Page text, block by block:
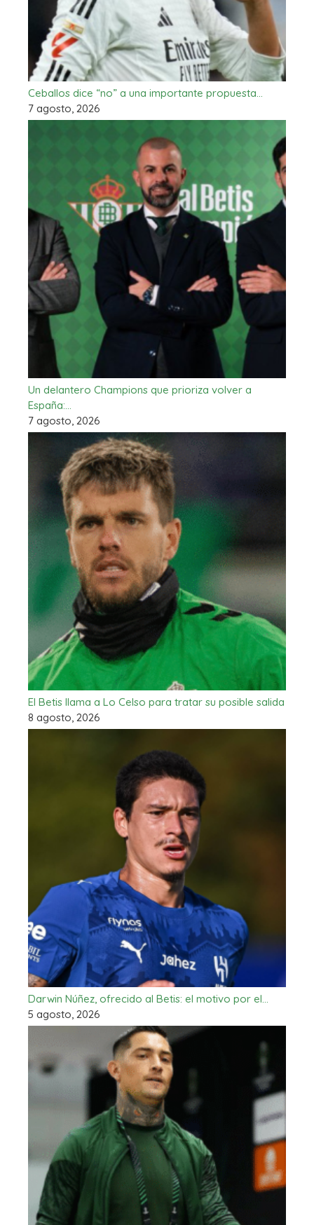
Ceballos dice “no” a una importante propuesta…
7 agosto, 2026
Un delantero Champions que prioriza volver a
España:…
7 agosto, 2026
El Betis llama a Lo Celso para tratar su posible salida
8 agosto, 2026
Darwin Núñez, ofrecido al Betis: el motivo por el…
5 agosto, 2026